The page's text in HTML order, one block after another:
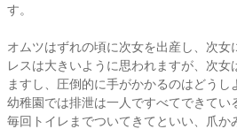
す。
オムツはずれの頃に次女を出産し、次女
レスは大きいように思われますが、次女
ますし、圧倒的に手がかかるのはどうし
幼稚園では排泄は一人ですべてできてい
毎回トイレまでついてきてといい、爪か